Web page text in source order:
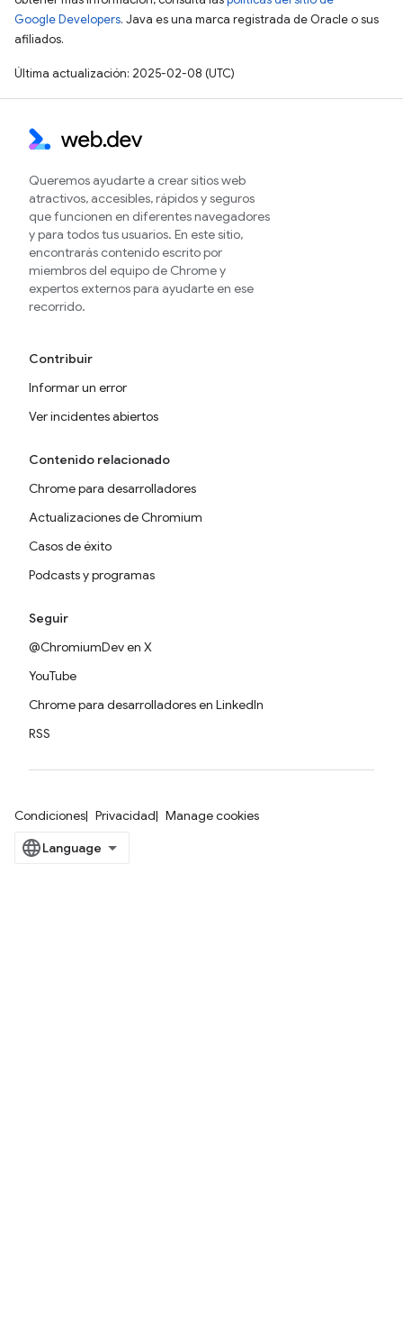
Google Developers. Java es una marca registrada de Oracle o sus
afiliados.
Última actualización: 2025-02-08 (UTC)
Queremos ayudarte a crear sitios web
atractivos, accesibles, rápidos y seguros
que funcionen en diferentes navegadores
y para todos tus usuarios. En este sitio,
encontrarás contenido escrito por
miembros del equipo de Chrome y
expertos externos para ayudarte en ese
recorrido.
Contribuir
Informar un error
Ver incidentes abiertos
Contenido relacionado
Chrome para desarrolladores
Actualizaciones de Chromium
Casos de éxito
Podcasts y programas
Seguir
@ChromiumDev en X
YouTube
Chrome para desarrolladores en LinkedIn
RSS
Condiciones Privacidad Manage cookies